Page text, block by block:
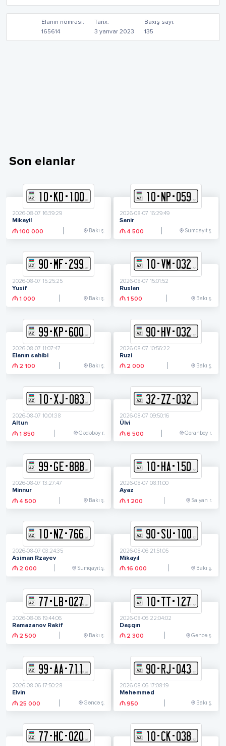
Elanın nömrəsi:
165614
Tarix:
3 yanvar 2023
Baxış sayı:
135
Son elanlar
10- KD-100
2026-08-07 16:39:29
Mikayil
100 000
Bakı ş.
10- N P-059
2026-08-07 16:29:49
Sanir
4 500
Sumqayıt ş.
90- M F-299
2026-08-07 15:25:25
Yusif
1 000
Bakı ş.
10-VM -032
2026-08-07 15:01:52
Ruslan
1 500
Bakı ş.
99- KP-600
2026-08-07 11:07:47
Elanın sahibi
2 100
Bakı ş.
90-HV-032
2026-08-07 10:56:22
Ruzi
2 000
Bakı ş.
10-XJ-083
2026-08-07 10:01:38
Altun
1 850
Gədəbəy r.
32-ZZ-032
2026-08-07 09:50:16
Ülvi
6 500
Goranboy r.
99-GE-888
2026-08-07 13:27:47
Minnur
4 500
Bakı ş.
10- HA-150
2026-08-07 08:11:00
Ayaz
1 200
Salyan r.
10- NZ-766
2026-08-07 03:24:35
Asiman Rzayev
2 000
Sumqayıt ş.
90-SU-100
2026-08-06 21:51:05
Mikayıl
16 000
Bakı ş.
77-LB-027
2026-08-06 19:44:06
Ramazanov Rakif
2 500
Bakı ş.
10-TT-127
2026-08-06 22:04:02
Daşqın
2 300
Gəncə ş.
99-AA-711
2026-08-06 17:50:28
Elvin
25 000
Gəncə ş.
90-RJ-043
2026-08-06 17:08:19
Məhəmməd
950
Bakı ş.
77- HC-020 10-CK-038